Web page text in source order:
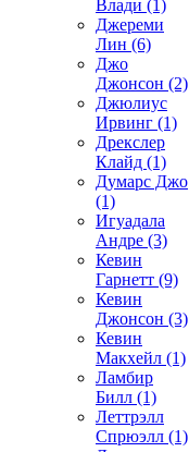
Влади (1)
Джереми
Лин (6)
Джо
Джонсон (2)
Джюлиус
Ирвинг (1)
Дрекслер
Клайд (1)
Думарс Джо
(1)
Игуадала
Андре (3)
Кевин
Гарнетт (9)
Кевин
Джонсон (3)
Кевин
Макхейл (1)
Ламбир
Билл (1)
Леттрэлл
Спрюэлл (1)